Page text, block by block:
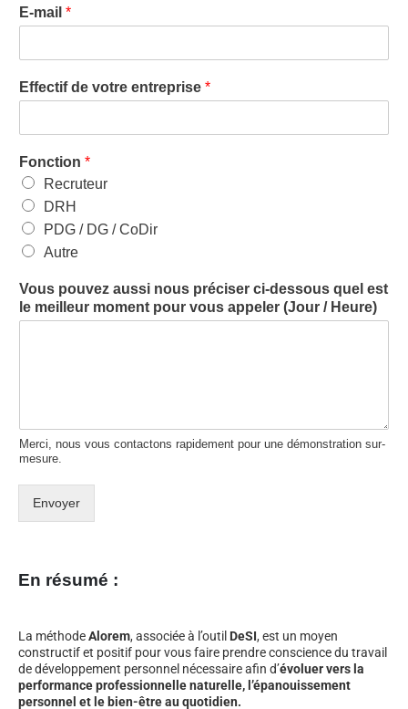
E-mail *
Effectif de votre entreprise *
Fonction *
Recruteur
DRH
PDG / DG / CoDir
Autre
Vous pouvez aussi nous préciser ci-dessous quel est
le meilleur moment pour vous appeler (Jour / Heure)
Merci, nous vous contactons rapidement pour une démonstration sur-
mesure.
Envoyer
En résumé :
La méthodeAlorem, associée à l’outil DeSI, est un moyen
constructif et positif pour vous faire prendre conscience du travail
de développement personnel nécessaire afin d’évoluer vers la
performance professionnelle naturelle, l’épanouissement
personnel et le bien-être au quotidien.